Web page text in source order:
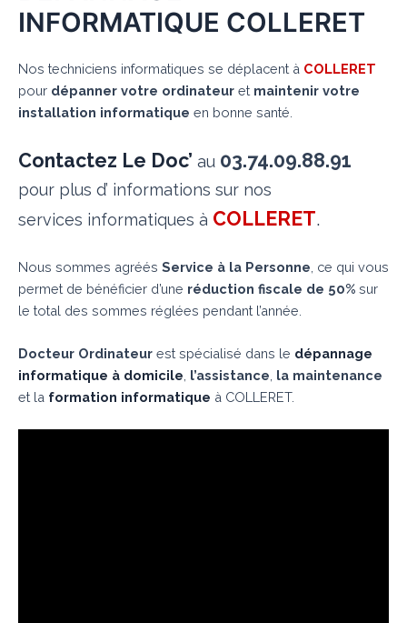
INFORMATIQUE COLLERET
Nos techniciens informatiques se déplacent à COLLERET
pour dépanner votre ordinateur et maintenir votre
installation informatique en bonne santé.
Contactez Le Doc’ au 03.74.09.88.91
pour plus d’ informations sur nos
services informatiques à COLLERET.
Nous sommes agréés Service à la Personne , ce qui vous
permet de bénéficier d’une réduction fiscale de 50% sur
le total des sommes réglées pendant l’année.
Docteur Ordinateur est spécialisé dans le dépannage
informatique à domicile l’assistance la maintenance
et la formation informatique à COLLERET.